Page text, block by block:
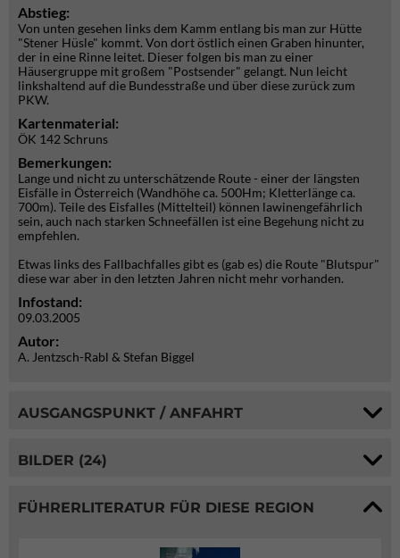
Abstieg:
Von unten gesehen links dem Kamm entlang bis man zur Hütte
"Stener Hüsle" kommt. Von dort östlich einen Graben hinunter,
der in eine Rinne leitet. Dieser folgen bis man zu einer
Häusergruppe mit großem "Postsender" gelangt. Nun leicht
linkshaltend auf die Bundesstraße und über diese zurück zum
PKW.
Kartenmaterial:
ÖK 142 Schruns
Bemerkungen:
Lange und nicht zu unterschätzende Route - einer der längsten
Eisfälle in Österreich (Wandhöhe ca. 500Hm; Kletterlänge ca.
700m). Teile des Eisfalles (Mittelteil) können lawinengefährlich
sein, auch nach starken Schneefällen ist eine Begehung nicht zu
empfehlen.
Etwas links des Fallbachfalles gibt es (gab es) die Route "Blutspur"
diese war aber in den letzten Jahren nicht mehr vorhanden.
Infostand:
09.03.2005
Autor:
A. Jentzsch-Rabl & Stefan Biggel
AUSGANGSPUNKT / ANFAHRT
BILDER (24)
FÜHRERLITERATUR FÜR DIESE REGION